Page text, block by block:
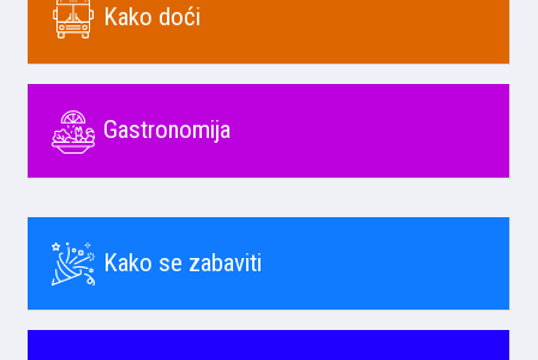
Kako doći
Gastronomija
Kako se zabaviti